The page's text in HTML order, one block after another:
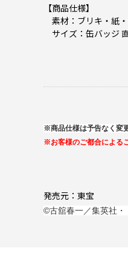
【商品仕様】
素材：ブリキ・紙
サイズ：缶バッジ
※商品仕様は予告なく変
※お客様のご都合による
発売元：東宝
©古舘春一／集英社